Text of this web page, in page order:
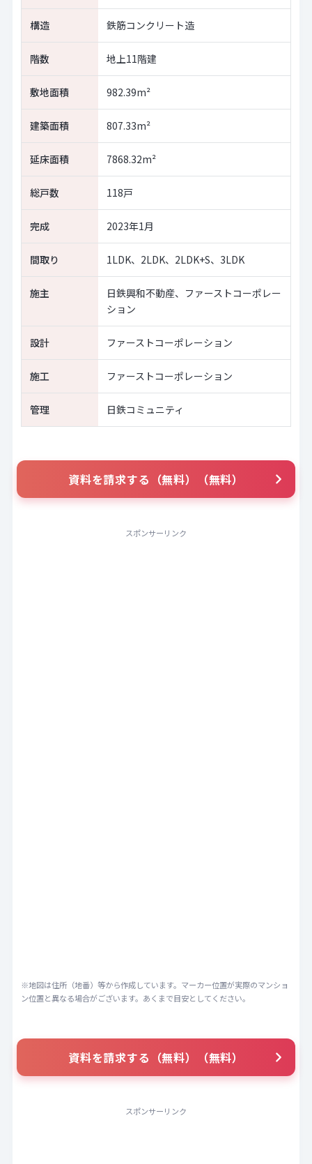
構造 鉄筋コンクリート造
階数 地上11階建
敷地面積 982.39m²
建築面積 807.33m²
延床面積 7868.32m²
総戸数 118戸
完成 2023年1月
間取り 1LDK、2LDK、2LDK+S、3LDK
施主
日鉄興和不動産、ファーストコーポレー
ション
設計 ファーストコーポレーション
施工 ファーストコーポレーション
管理 日鉄コミュニティ
資料を請求する（無料）（無料）
スポンサーリンク
※地図は住所（地番）等から作成しています。マーカー位置が実際のマンショ
ン位置と異なる場合がございます。あくまで目安としてください。
資料を請求する（無料）（無料）
スポンサーリンク